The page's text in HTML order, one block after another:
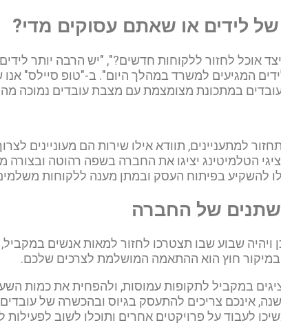
לידים או שאתם עסוקים מדי?
אוכל לחזור ללקוחות חדשים?", "יש הרבה יותר
המגיעים למשרד במהלך היום". ב-"טופ סיילס"
במתכונת מצומצמת עם מצבת עובדים נמוכה
למתעניינים, תוודא אילו שירות הם מעוניינים
הטלמיטינג יציגו את החברה בשפה רהוטה
להשקיע בפיתוח העסק ובמתן מענה ללקוחות
של החברה
ויהיה שבוע שבו תצטרכו לחזור למאות אנשים
במיקור חוץ הוא ההתאמה המושלמת לצרכים שלכם.
במקביל לתקופות עמוסות, ולהפחית את כמות
אינכם צריכים להתעסק בגיוס ובהכשרה של
לעבוד על פרויקטים אחרים ותוכלו לשוב